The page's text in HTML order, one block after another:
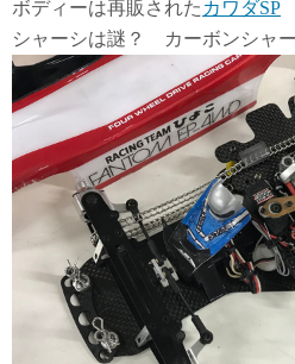
ボディーは再販された カワダSP
シャーシは謎？ カーボンシャ